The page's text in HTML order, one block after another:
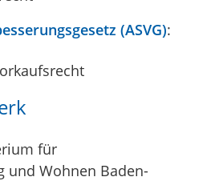
(ASVG):
für
und Wohnen Baden-